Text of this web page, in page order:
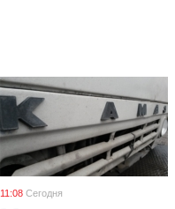
11:08 Сегодня